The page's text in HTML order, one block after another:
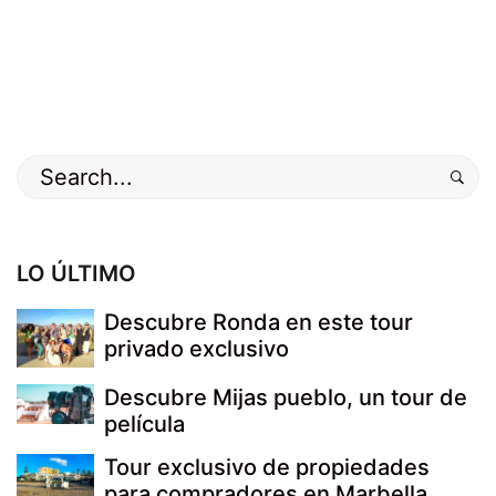
Buscar
por:
LO ÚLTIMO
Descubre Ronda en este tour
privado exclusivo
Descubre Mijas pueblo, un tour de
película
Tour exclusivo de propiedades